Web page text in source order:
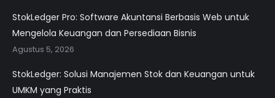
StokLedger Pro: Software Akuntansi Berbasis Web untuk
Mengelola Keuangan dan Persediaan Bisnis
Agustus 5, 2026
StokLedger: Solusi Manajemen Stok dan Keuangan untuk
UMKM yang Praktis